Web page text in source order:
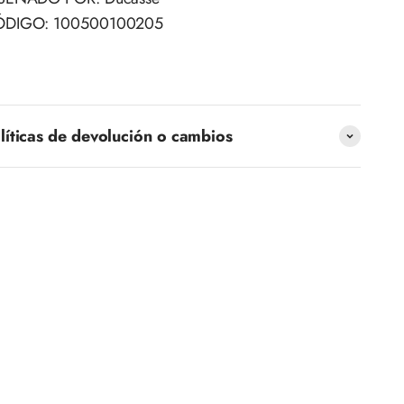
100500100205
de devolución o cambios